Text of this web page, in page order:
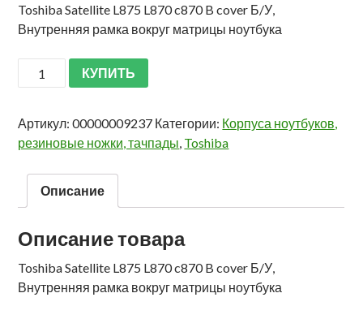
Toshiba Satellite L875 L870 c870 B cover Б/У,
Внутренняя рамка вокруг матрицы ноутбука
КУПИТЬ
Артикул:00000009237 Категории: Корпуса ноутбуков,
резиновые ножки, тачпады, Toshiba
Описание
Описание товара
Toshiba Satellite L875 L870 c870 B cover Б/У,
Внутренняя рамка вокруг матрицы ноутбука